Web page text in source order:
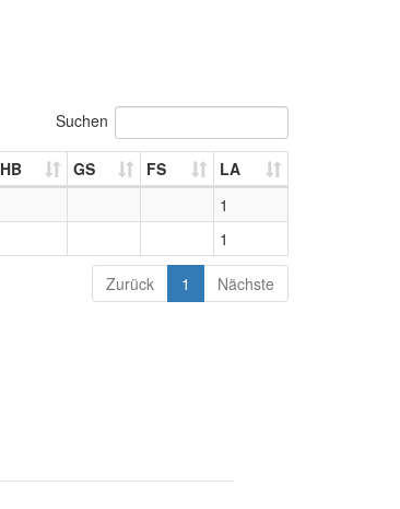
Suchen
HB GS FS
LA
1
1
Zurück 1 Nächste